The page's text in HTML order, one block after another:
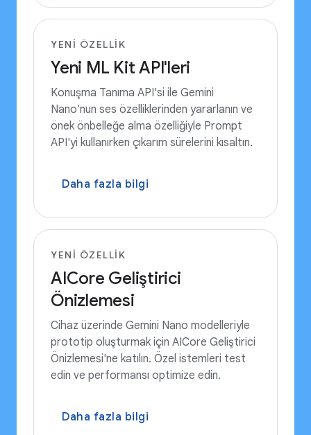
YENI ÖZELLIK
Yeni ML Kit API'leri
Konuşma Tanıma API'si ile Gemini
Nano'nun ses özelliklerinden yararlanın ve
önek önbelleğe alma özelliğiyle Prompt
API'yi kullanırken çıkarım sürelerini kısaltın.
Daha fazla bilgi
YENI ÖZELLIK
AICore Geliştirici
Önizlemesi
Cihaz üzerinde Gemini Nano modelleriyle
prototip oluşturmak için AICore Geliştirici
Önizlemesi'ne katılın. Özel istemleri test
edin ve performansı optimize edin.
Daha fazla bilgi